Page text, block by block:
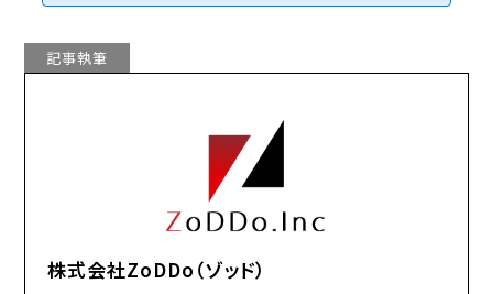
記事執筆
株式会社ZoDDo（ゾッド）